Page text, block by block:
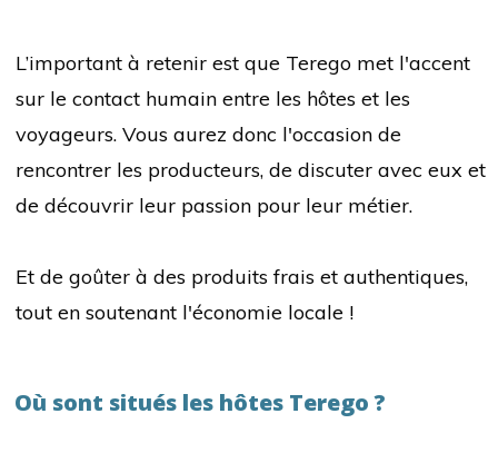
L’important à retenir est que Terego met l'accent
sur le contact humain entre les hôtes et les
voyageurs. Vous aurez donc l'occasion de
rencontrer les producteurs, de discuter avec eux et
de découvrir leur passion pour leur métier.
Et de goûter à des produits frais et authentiques,
tout en soutenant l'économie locale !
Où sont situés les hôtes Terego ?